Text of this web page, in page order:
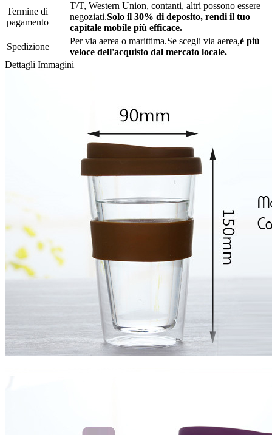
Termine di
pagamento
T/T, Western Union, contanti, altri possono essere
negoziati.Solo il 30% di deposito, rendi il tuo
capitale mobile più efficace.
Spedizione
Per via aerea o marittima.Se scegli via aerea,è più
veloce dell'acquisto dal mercato locale.
Dettagli Immagini